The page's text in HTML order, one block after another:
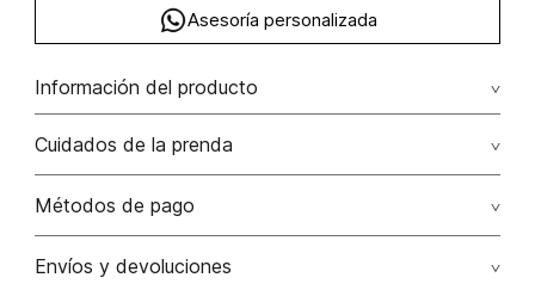
Asesoría personalizada
Información del producto
algodón 97% elastano 3% 97.00% algodón/cotton3.00%
elastano/elastane
Cuidados de la prenda
No remojar. no planchar los accesorios / adornos
Métodos de pago
Tarjetas de crédito: Visa, Dinners, Master Card y American
Envíos y devoluciones